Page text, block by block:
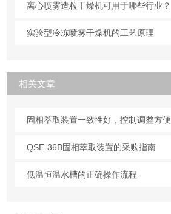
离心喷雾造粒干燥机可用于哪些行业？
实验型冷冻喷雾干燥机的工艺原理
相关文章
固相萃取装置一致性好，控制调整方便
QSE-36B固相萃取装置的采购指南
低温恒温水槽的正确操作流程